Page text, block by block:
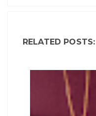
RELATED POSTS: